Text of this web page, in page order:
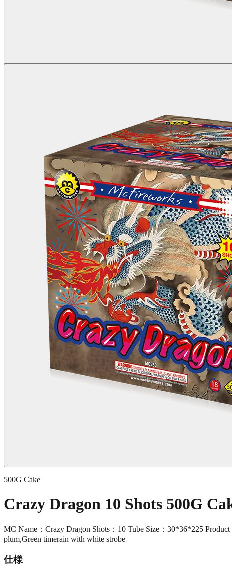
500G Cake
Crazy Dragon 10 Shots 500G
MC Name：Crazy Dragon Shots：10 Tube Size：30*36*225
plum,Green timerain with white strobe
仕様